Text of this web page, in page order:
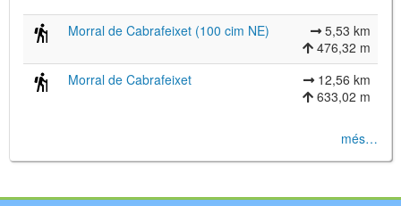
Morral de Cabrafeixet (100 cim NE)
5,53 km
476,32 m
Morral de Cabrafeixet
12,56 km
633,02 m
més…